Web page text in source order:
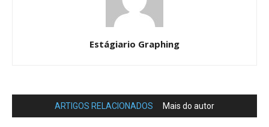
Estágiario Graphing
ARTIGOS RELACIONADOS Mais do autor